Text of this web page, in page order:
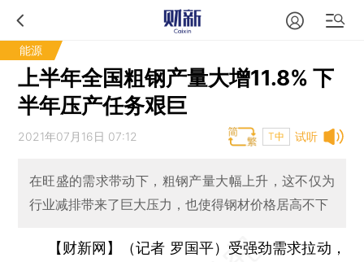
能源
上半年全国粗钢产量大增11.8% 下
半年压产任务艰巨
试听
2021年07月16日 07:12 T中
在旺盛的需求带动下，粗钢产量大幅上升，这不仅为
行业减排带来了巨大压力，也使得钢材价格居高不下
【财新网】（记者 罗国平） 受强劲需求拉动，